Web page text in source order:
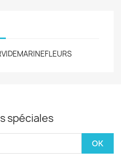
spéciales